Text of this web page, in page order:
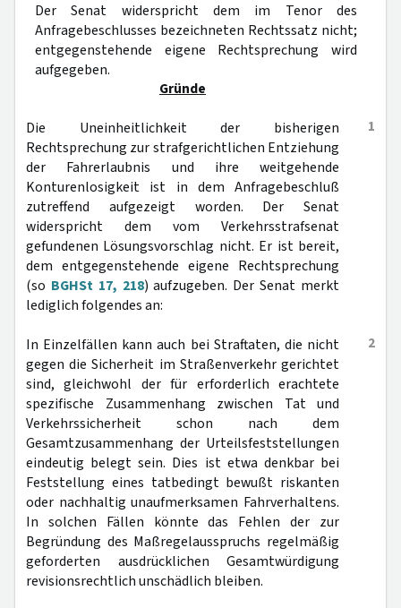
Der Senat widerspricht dem im Tenor des
Anfragebeschlusses bezeichneten Rechtssatz nicht;
entgegenstehende eigene Rechtsprechung wird
aufgegeben.
Gründe
1
Die Uneinheitlichkeit der bisherigen
Rechtsprechung zur strafgerichtlichen Entziehung
der Fahrerlaubnis und ihre weitgehende
Konturenlosigkeit ist in dem Anfragebeschluß
zutreffend aufgezeigt worden. Der Senat
widerspricht dem vom Verkehrsstrafsenat
gefundenen Lösungsvorschlag nicht. Er ist bereit,
dem entgegenstehende eigene Rechtsprechung
(so BGHSt 17, 218) aufzugeben. Der Senat merkt
lediglich folgendes an:
2
In Einzelfällen kann auch bei Straftaten, die nicht
gegen die Sicherheit im Straßenverkehr gerichtet
sind, gleichwohl der für erforderlich erachtete
spezifische Zusammenhang zwischen Tat und
Verkehrssicherheit schon nach dem
Gesamtzusammenhang der Urteilsfeststellungen
eindeutig belegt sein. Dies ist etwa denkbar bei
Feststellung eines tatbedingt bewußt riskanten
oder nachhaltig unaufmerksamen Fahrverhaltens.
In solchen Fällen könnte das Fehlen der zur
Begründung des Maßregelausspruchs regelmäßig
geforderten ausdrücklichen Gesamtwürdigung
revisionsrechtlich unschädlich bleiben.